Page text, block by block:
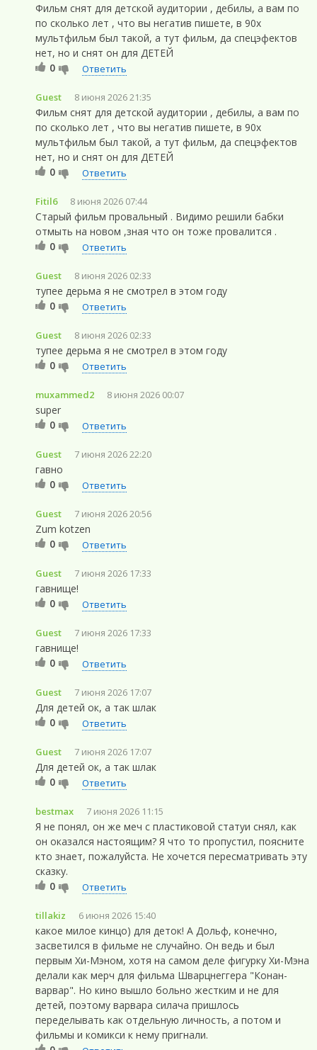
Фильм снят для детской аудитории , дебилы, а вам по
по сколько лет , что вы негатив пишете, в 90х
мультфильм был такой, а тут фильм, да спецэфектов
нет, но и снят он для ДЕТЕЙ
0
Ответить
Guest 8 июня 2026 21:35
Фильм снят для детской аудитории , дебилы, а вам по
по сколько лет , что вы негатив пишете, в 90х
мультфильм был такой, а тут фильм, да спецэфектов
нет, но и снят он для ДЕТЕЙ
0
Ответить
Fitil6 8 июня 2026 07:44
Старый фильм провальный . Видимо решили бабки
отмыть на новом ,зная что он тоже провалится .
0
Ответить
Guest 8 июня 2026 02:33
тупее дерьма я не смотрел в этом году
0
Ответить
Guest 8 июня 2026 02:33
тупее дерьма я не смотрел в этом году
0
Ответить
muxammed2 8 июня 2026 00:07
super
0
Ответить
Guest 7 июня 2026 22:20
гавно
0
Ответить
Guest 7 июня 2026 20:56
Zum kotzen
0
Ответить
Guest 7 июня 2026 17:33
гавнище!
0
Ответить
Guest 7 июня 2026 17:33
гавнище!
0
Ответить
Guest 7 июня 2026 17:07
Для детей ок, а так шлак
0
Ответить
Guest 7 июня 2026 17:07
Для детей ок, а так шлак
0
Ответить
bestmax 7 июня 2026 11:15
Я не понял, он же меч с пластиковой статуи снял, как
он оказался настоящим? Я что то пропустил, поясните
кто знает, пожалуйста. Не хочется пересматривать эту
сказку.
0
Ответить
tillakiz 6 июня 2026 15:40
какое милое кинцо) для деток! А Дольф, конечно,
засветился в фильме не случайно. Он ведь и был
первым Хи-Мэном, хотя на самом деле фигурку Хи-Мэна
делали как мерч для фильма Шварцнеггера "Конан-
варвар". Но кино вышло больно жестким и не для
детей, поэтому варвара силача пришлось
переделывать как отдельную личность, а потом и
фильмы и комикси к нему пригнали.